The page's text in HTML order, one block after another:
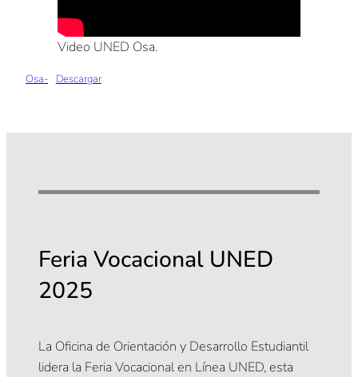
Video UNED Osa.
Osa- Descargar
Feria Vocacional UNED
2025
La Oficina de Orientación y Desarrollo Estudiantil
lidera la Feria Vocacional en Línea UNED, esta